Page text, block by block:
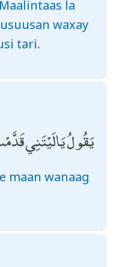
la
waxay
tari.
يَقُولُ يَا لَيْتَنِي
maan wanaag